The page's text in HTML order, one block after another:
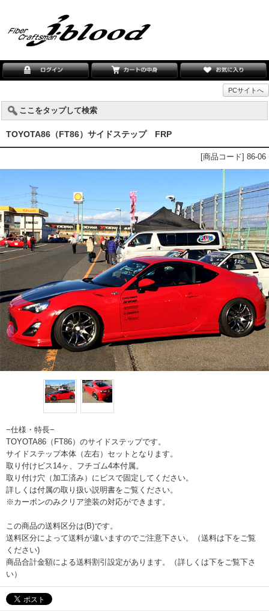
PCサイトへ
ここをタップして検索
TOYOTA86（FT86）サイドステップ FRP
[商品コード] 86-06
−仕様・特長−
TOYOTA86（FT86）のサイドステップです。
サイドステップ本体（左右）セットとなります。
取り付けビス14ヶ、フチゴム4本付属。
取り付け穴（加工済み）にビスで固定してください。
詳しくは付属の取り扱い説明書をご覧ください。
※カーボンのみクリア塗装の対応ができます。
この商品の送料区分は(B)です。
送料区分によって送料が違いますのでご注意下さい。（送料は下をご覧
ください)
商品合計金額による送料割引設定があります。（詳しくは下をご覧下さ
い）